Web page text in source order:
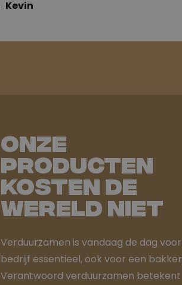
Kevin
Onze
producten
kosten de
wereld niet
Verduurzamen is vandaag de dag
bedrijf essentieel, ook voor een
Verantwoord verduurzamen betekent